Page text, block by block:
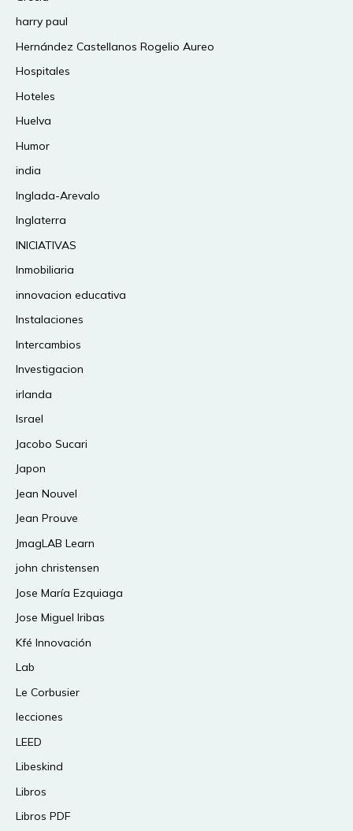
harry paul
Hernández Castellanos Rogelio Aureo
Hospitales
Hoteles
Huelva
Humor
india
Inglada-Arevalo
Inglaterra
INICIATIVAS
Inmobiliaria
innovacion educativa
Instalaciones
Intercambios
Investigacion
irlanda
Israel
Jacobo Sucari
Japon
Jean Nouvel
Jean Prouve
JmagLAB Learn
john christensen
Jose María Ezquiaga
Jose Miguel Iribas
Kfé Innovación
Lab
Le Corbusier
lecciones
LEED
Libeskind
Libros
Libros PDF